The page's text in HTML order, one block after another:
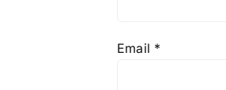
Email *